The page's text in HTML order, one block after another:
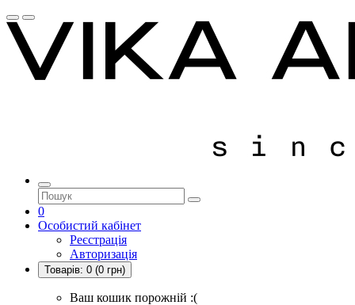
0
Особистий кабінет
Реєстрація
Авторизація
Товарів: 0 (0 грн)
Ваш кошик порожній :(